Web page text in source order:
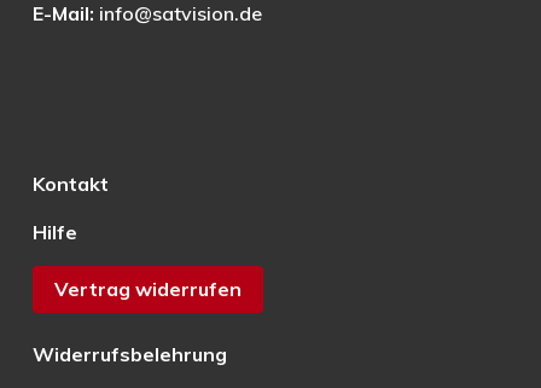
E-Mail: info@satvision.de
Kontakt
Hilfe
Vertrag widerrufen
Widerrufsbelehrung